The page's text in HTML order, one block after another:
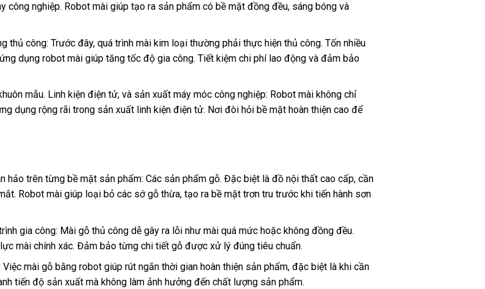
công nghiệp. Robot mài giúp tạo ra sản phẩm có bề mặt đồng đều, sáng bóng và
thủ công: Trước đây, quá trình mài kim loại thường phải thực hiện thủ công. Tốn nhiều
dụng robot mài giúp tăng tốc độ gia công. Tiết kiệm chi phí lao động và đảm bảo
mẫu. Linh kiện điện tử, và sản xuất máy móc công nghiệp: Robot mài không chỉ
dụng rộng rãi trong sản xuất linh kiện điện tử. Nơi đòi hỏi bề mặt hoàn thiện cao để
hảo trên từng bề mặt sản phẩm: Các sản phẩm gỗ. Đặc biệt là đồ nội thất cao cấp, cần
Robot mài giúp loại bỏ các sớ gỗ thừa, tạo ra bề mặt trơn tru trước khi tiến hành sơn
gia công: Mài gỗ thủ công dễ gây ra lỗi như mài quá mức hoặc không đồng đều.
mài chính xác. Đảm bảo từng chi tiết gỗ được xử lý đúng tiêu chuẩn.
mài gỗ bằng robot giúp rút ngắn thời gian hoàn thiện sản phẩm, đặc biệt là khi cần
tiến độ sản xuất mà không làm ảnh hưởng đến chất lượng sản phẩm.